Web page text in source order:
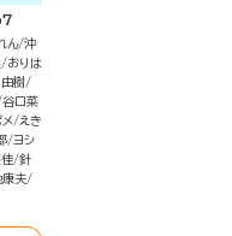
ん 沖
おりは
由樹
谷口菜
えき
ヨシ
佳 針
康夫